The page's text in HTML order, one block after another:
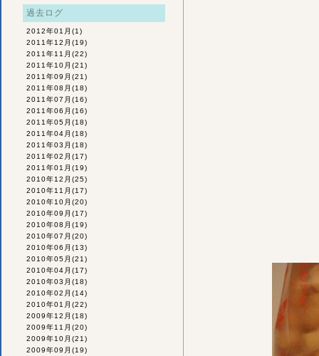
過去ログ
2012年01月 (1)
2011年12月 (19)
2011年11月 (22)
2011年10月 (21)
2011年09月 (21)
2011年08月 (18)
2011年07月 (16)
2011年06月 (16)
2011年05月 (18)
2011年04月 (18)
2011年03月 (18)
2011年02月 (17)
2011年01月 (19)
2010年12月 (25)
2010年11月 (17)
2010年10月 (20)
2010年09月 (17)
2010年08月 (19)
2010年07月 (20)
2010年06月 (13)
2010年05月 (21)
2010年04月 (17)
2010年03月 (18)
2010年02月 (14)
2010年01月 (22)
2009年12月 (18)
2009年11月 (20)
2009年10月 (21)
2009年09月 (19)